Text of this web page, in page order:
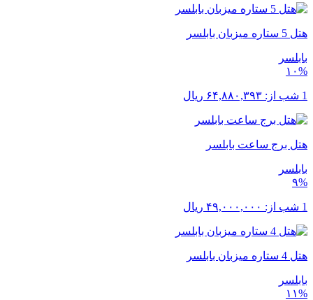
هتل 5 ستاره میزبان بابلسر
بابلسر
۱۰%
1 شب از: ۶۴,۸۸۰,۳۹۳ ریال
هتل برج ساعت بابلسر
بابلسر
۹%
1 شب از: ۴۹,۰۰۰,۰۰۰ ریال
هتل 4 ستاره میزبان بابلسر
بابلسر
۱۱%